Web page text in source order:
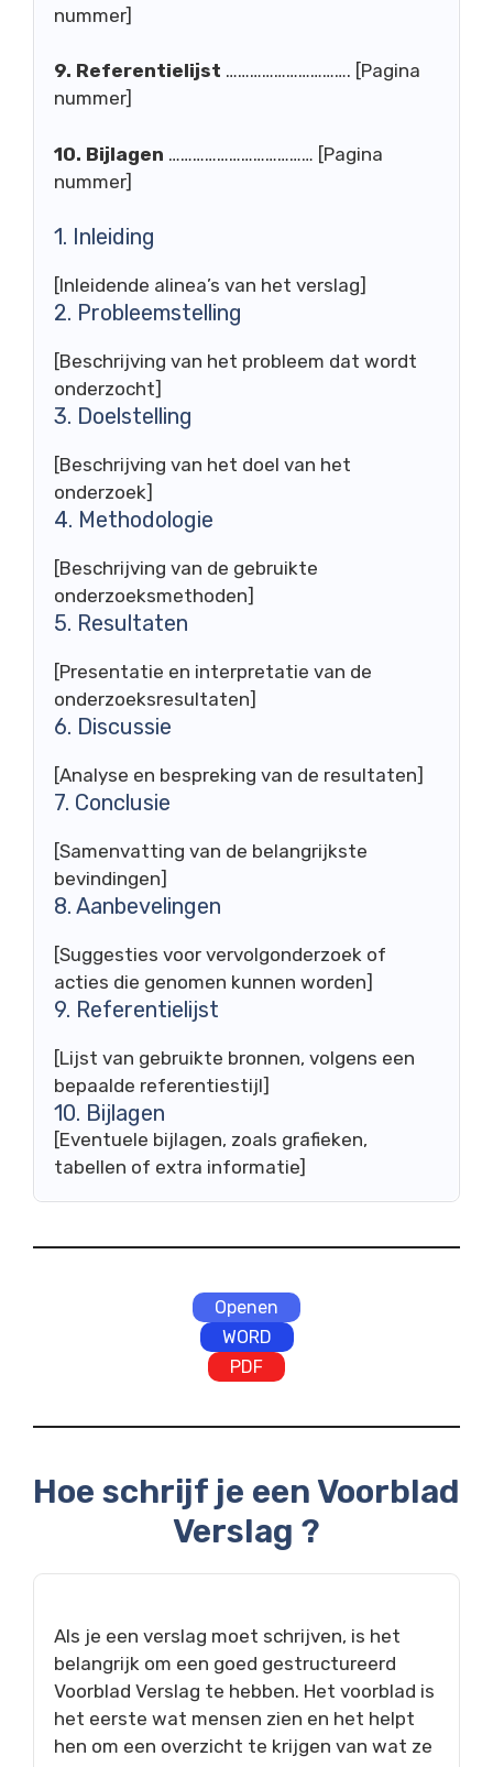
nummer]
9. Referentielijst …………………………. [Pagina
nummer]
10. Bijlagen ……………………………… [Pagina
nummer]
1. Inleiding
[Inleidende alinea’s van het verslag]
2. Probleemstelling
[Beschrijving van het probleem dat wordt
onderzocht]
3. Doelstelling
[Beschrijving van het doel van het
onderzoek]
4. Methodologie
[Beschrijving van de gebruikte
onderzoeksmethoden]
5. Resultaten
[Presentatie en interpretatie van de
onderzoeksresultaten]
6. Discussie
[Analyse en bespreking van de resultaten]
7. Conclusie
[Samenvatting van de belangrijkste
bevindingen]
8. Aanbevelingen
[Suggesties voor vervolgonderzoek of
acties die genomen kunnen worden]
9. Referentielijst
[Lijst van gebruikte bronnen, volgens een
bepaalde referentiestijl]
10. Bijlagen
[Eventuele bijlagen, zoals grafieken,
tabellen of extra informatie]
Openen
WORD
PDF
Hoe schrijf je een Voorblad
Verslag ?
Als je een verslag moet schrijven, is het
belangrijk om een goed gestructureerd
Voorblad Verslag te hebben. Het voorblad is
het eerste wat mensen zien en het helpt
hen om een overzicht te krijgen van wat ze